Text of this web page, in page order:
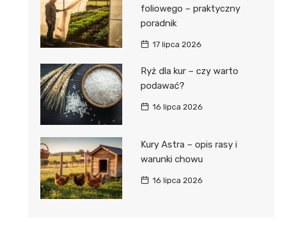
foliowego – praktyczny
poradnik
17 lipca 2026
Ryż dla kur – czy warto
podawać?
16 lipca 2026
Kury Astra – opis rasy i
warunki chowu
16 lipca 2026